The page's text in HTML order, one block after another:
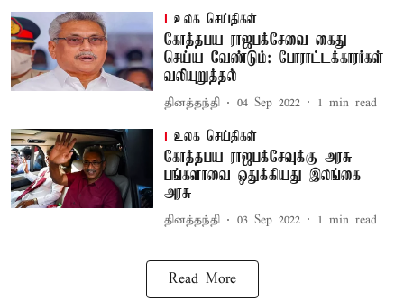
உலக செய்திகள்
கோத்தபய ராஜபக்சேவை கைது
செய்ய வேண்டும்: போராட்டக்காரர்கள்
வலியுறுத்தல்
தினத்தந்தி 04 Sep 2022 1 min read
உலக செய்திகள்
கோத்தபய ராஜபக்சேவுக்கு அரசு
பங்களாவை ஒதுக்கியது இலங்கை
அரசு
தினத்தந்தி 03 Sep 2022 1 min read
Read More